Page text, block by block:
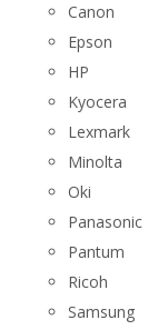
Canon
Epson
HP
Kyocera
Lexmark
Minolta
Oki
Panasonic
Pantum
Ricoh
Samsung